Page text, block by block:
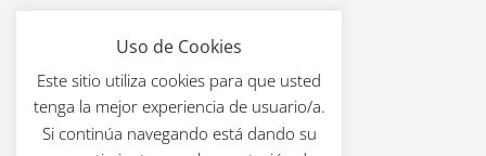
Política de Privacidad
Mapa Web
Uso de Cookies
Este sitio utiliza cookies para que usted
tenga la mejor experiencia de usuario/a.
Si continúa navegando está dando su